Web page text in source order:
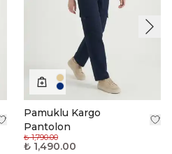
Pamuklu Kargo
Pantolon
₺ 1,790.00
₺ 1,490.00